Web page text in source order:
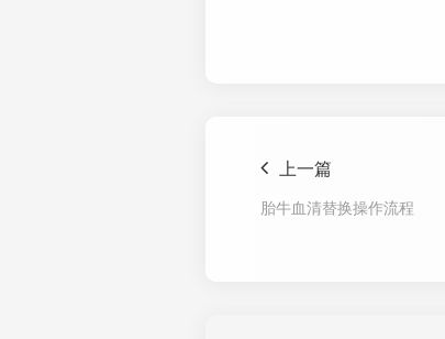
上一篇
胎牛血清替换操作流程